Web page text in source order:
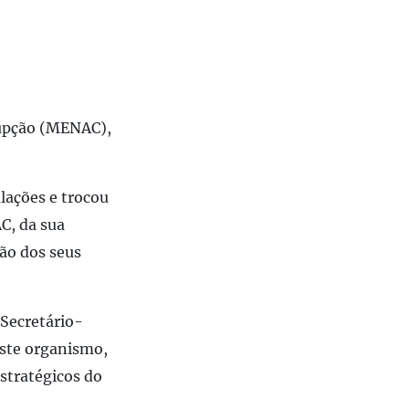
(MENAC),
e trocou
da sua
dos seus
organismo,
do